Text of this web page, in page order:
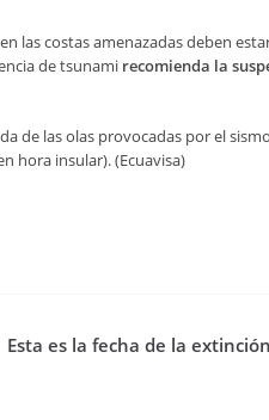
las costas amenazadas deben
de tsunami recomienda la
de las olas provocadas por el
hora insular). (Ecuavisa)
Esta es la fecha de la